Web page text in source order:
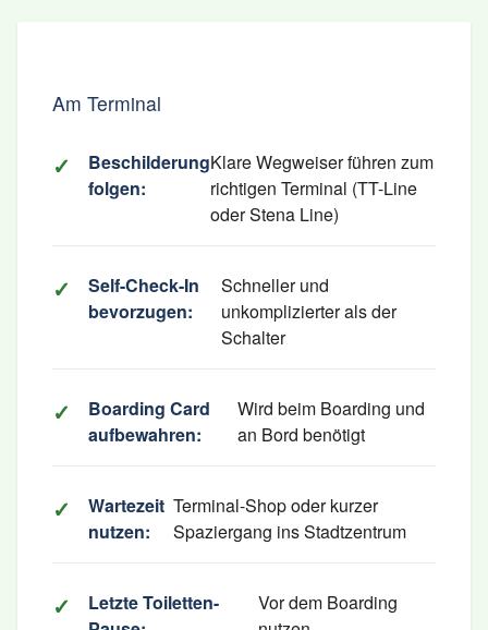
Am Terminal
Beschilderung
folgen:
Klare Wegweiser führen zum
richtigen Terminal (TT-Line
oder Stena Line)
Self-Check-In
bevorzugen:
Schneller und
unkomplizierter als der
Schalter
Boarding Card
aufbewahren:
Wird beim Boarding und
an Bord benötigt
Wartezeit
nutzen:
Terminal-Shop oder kurzer
Spaziergang ins Stadtzentrum
Letzte Toiletten-
Vor dem Boarding